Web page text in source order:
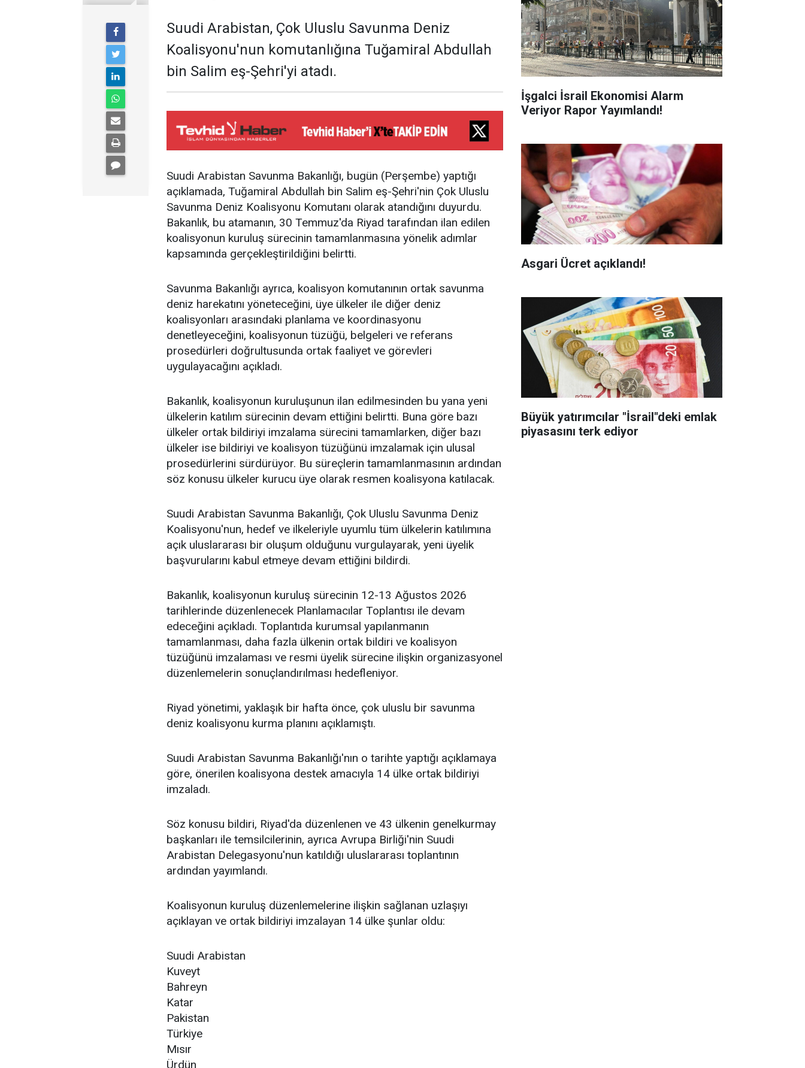
Suudi Arabistan, Çok Uluslu Savunma Deniz
Koalisyonu'nun komutanlığına Tuğamiral Abdullah
bin Salim eş-Şehri'yi atadı.
Suudi Arabistan Savunma Bakanlığı, bugün (Perşembe) yaptığı
açıklamada, Tuğamiral Abdullah bin Salim eş-Şehri'nin Çok Uluslu
Savunma Deniz Koalisyonu Komutanı olarak atandığını duyurdu.
Bakanlık, bu atamanın, 30 Temmuz'da Riyad tarafından ilan edilen
koalisyonun kuruluş sürecinin tamamlanmasına yönelik adımlar
kapsamında gerçekleştirildiğini belirtti.
Savunma Bakanlığı ayrıca, koalisyon komutanının ortak savunma
deniz harekatını yöneteceğini, üye ülkeler ile diğer deniz
koalisyonları arasındaki planlama ve koordinasyonu
denetleyeceğini, koalisyonun tüzüğü, belgeleri ve referans
prosedürleri doğrultusunda ortak faaliyet ve görevleri
uygulayacağını açıkladı.
Bakanlık, koalisyonun kuruluşunun ilan edilmesinden bu yana yeni
ülkelerin katılım sürecinin devam ettiğini belirtti. Buna göre bazı
ülkeler ortak bildiriyi imzalama sürecini tamamlarken, diğer bazı
ülkeler ise bildiriyi ve koalisyon tüzüğünü imzalamak için ulusal
prosedürlerini sürdürüyor. Bu süreçlerin tamamlanmasının ardından
söz konusu ülkeler kurucu üye olarak resmen koalisyona katılacak.
Suudi Arabistan Savunma Bakanlığı, Çok Uluslu Savunma Deniz
Koalisyonu'nun, hedef ve ilkeleriyle uyumlu tüm ülkelerin katılımına
açık uluslararası bir oluşum olduğunu vurgulayarak, yeni üyelik
başvurularını kabul etmeye devam ettiğini bildirdi.
Bakanlık, koalisyonun kuruluş sürecinin 12-13 Ağustos 2026
tarihlerinde düzenlenecek Planlamacılar Toplantısı ile devam
edeceğini açıkladı. Toplantıda kurumsal yapılanmanın
tamamlanması, daha fazla ülkenin ortak bildiri ve koalisyon
tüzüğünü imzalaması ve resmi üyelik sürecine ilişkin organizasyonel
düzenlemelerin sonuçlandırılması hedefleniyor.
Riyad yönetimi, yaklaşık bir hafta önce, çok uluslu bir savunma
deniz koalisyonu kurma planını açıklamıştı.
Suudi Arabistan Savunma Bakanlığı'nın o tarihte yaptığı açıklamaya
göre, önerilen koalisyona destek amacıyla 14 ülke ortak bildiriyi
imzaladı.
Söz konusu bildiri, Riyad'da düzenlenen ve 43 ülkenin genelkurmay
başkanları ile temsilcilerinin, ayrıca Avrupa Birliği'nin Suudi
Arabistan Delegasyonu'nun katıldığı uluslararası toplantının
ardından yayımlandı.
Koalisyonun kuruluş düzenlemelerine ilişkin sağlanan uzlaşıyı
açıklayan ve ortak bildiriyi imzalayan 14 ülke şunlar oldu:
Suudi Arabistan
Kuveyt
Bahreyn
Katar
Pakistan
Türkiye
Mısır
Ürdün
İşgalci İsrail Ekonomisi Alarm
Veriyor Rapor Yayımlandı!
Asgari Ücret açıklandı!
Büyük yatırımcılar "İsrail"deki emlak
piyasasını terk ediyor